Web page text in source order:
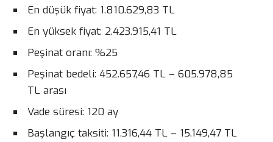
En düşük fiyat: 1.810.629,83 TL
En yüksek fiyat: 2.423.915,41 TL
Peşinat oranı: %25
Peşinat bedeli: 452.657,46 TL – 605.978,85
TL arası
Vade süresi: 120 ay
Başlangıç taksiti: 11.316,44 TL – 15.149,47 TL